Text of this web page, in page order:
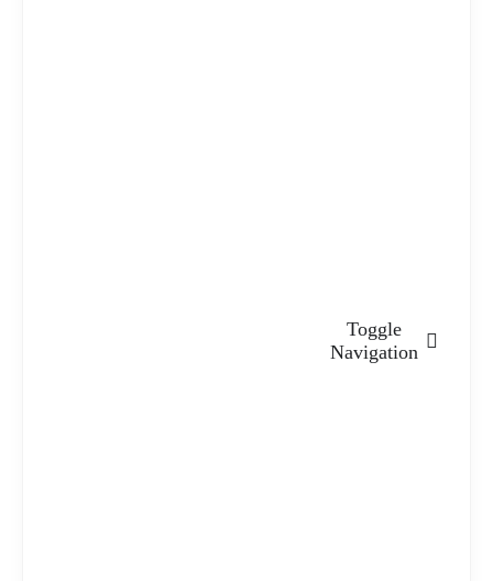
Toggle
Navigation